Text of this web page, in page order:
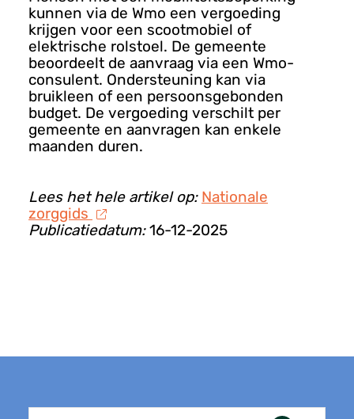
kunnen via de Wmo een vergoeding
krijgen voor een scootmobiel of
elektrische rolstoel. De gemeente
beoordeelt de aanvraag via een Wmo-
consulent. Ondersteuning kan via
bruikleen of een persoonsgebonden
budget. De vergoeding verschilt per
gemeente en aanvragen kan enkele
maanden duren.
Lees het hele artikel op: Nationale
zorggids
Publicatiedatum:16-12-2025